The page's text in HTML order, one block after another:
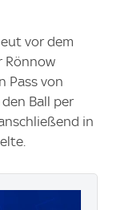
vor dem
Rönnow
Pass von
Ball per
in